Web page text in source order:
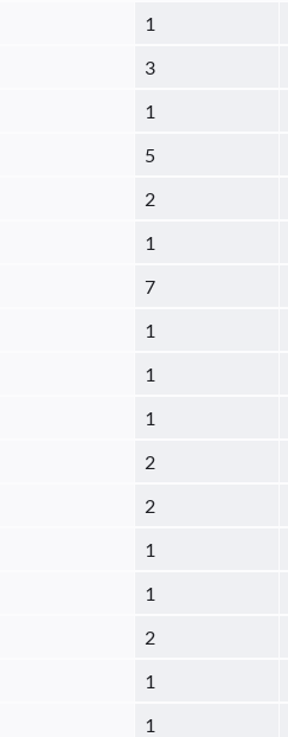
1
3
1
5
2
1
7
1
1
1
2
2
1
1
2
1
1